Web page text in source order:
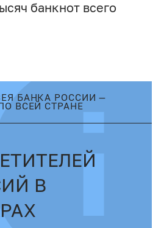
банкнот всего
БАНКА РОССИИ —
ВСЕЙ СТРАНЕ
В